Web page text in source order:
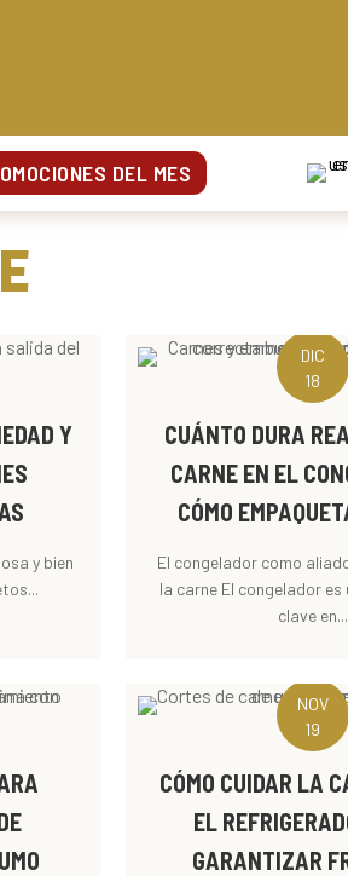
DEL MES
Y
y bien
DIC
18
CUÁNTO DURA
CARNE EN EL
CÓMO
El congelador como
la carne El congelador
clave en...
NOV
19
CÓMO CUIDAR LA
EL
GARANTIZAR